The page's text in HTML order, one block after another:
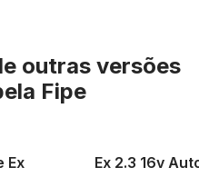
outras versões
Fipe
Ex Ex 2.3 16v